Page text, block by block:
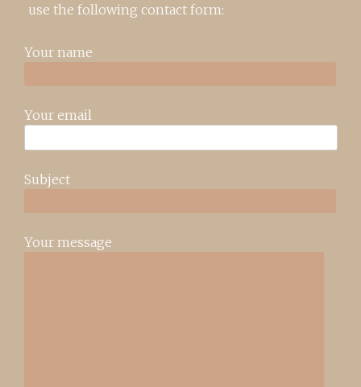
use the following contact form:
Your name
Your email
Subject
Your message